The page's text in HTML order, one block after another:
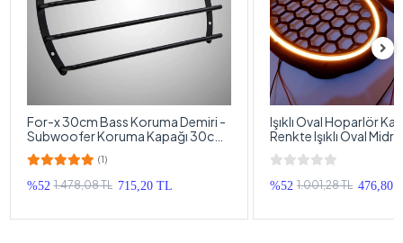
For-x 30cm Bass Koruma Demiri -
Subwoofer Koruma Kapağı 30cm
- 1 Adet
(1)
%52 1.478,08 TL 715,20 TL
Işıklı Oval Hoparlör
Renkte Işıklı Oval
1 Takım
%52 1.001,28 TL 476,80